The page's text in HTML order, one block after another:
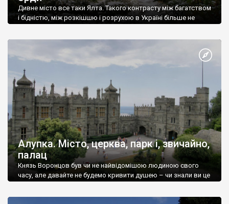
Дивне місто все таки Ялта. Такого контрасту між багатством
і бідністю, між розкішшю і розрухою в Україні більше не
Алупка. Місто, церква, парк і, звичайно,
палац
Князь Воронцов був чи не найвідомішою людиною свого
часу, але давайте не будемо кривити душею – чи знали ви це